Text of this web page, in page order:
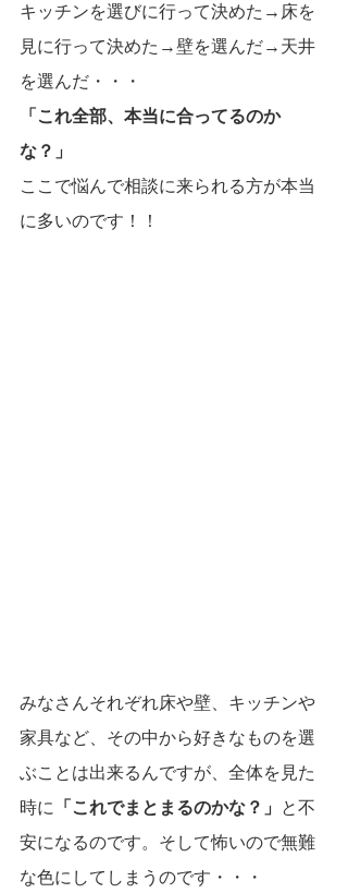
キッチンを選びに行って決めた→床を
見に行って決めた→壁を選んだ→天井
を選んだ・・・
「これ全部、本当に合ってるのか
な？」
ここで悩んで相談に来られる方が本当
に多いのです！！
みなさんそれぞれ床や壁、キッチンや
家具など、その中から好きなものを選
ぶことは出来るんですが、全体を見た
時に
「これでまとまるのかな？」
と不
安になるのです。そして怖いので無難
な色にしてしまうのです・・・